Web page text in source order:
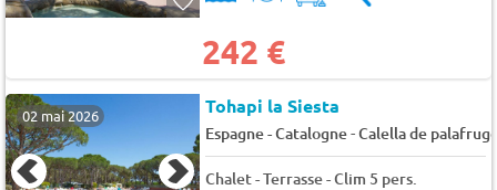
242 €
02 mai 2026 Tohapi la Siesta
Espagne - Catalogne-Calella de
Chalet - Terrasse - Clim 5 pers.